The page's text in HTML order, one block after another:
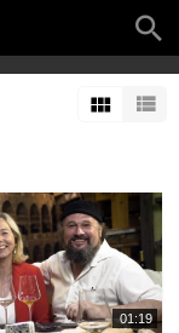
01:19